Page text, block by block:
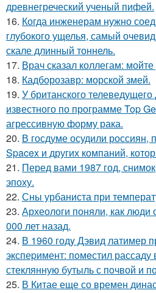
древнегреческий ученый пифей.
16. Когда инженерам нужно
глубокого ущелья, самый
скале длинный тоннель.
17. Врач сказал коллегам:
18. Кадборозавр: морской змей.
19. У британского
известного по программе Top
агрессивную форму рака.
20. В госдуме осудили россиян,
Spacex и других компаний,
21. Перед вами 1987 год,
эпоху.
22. Сны урбаниста при
23. Археологи поняли, как
000 лет назад.
24. В 1960 годy Дэвид латимер
экспеpимент: пoмeстил
стеклянную бутыль с пoчвой и
25. В Китае еще со времен